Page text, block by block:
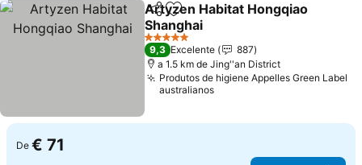
PartilharAdicionar aos favoritos
Artyzen Habitat Hongqiao
Shanghai
Ver preços
5 Estrelas
9,3 Excelente
887
a 1.5 km de Jing''an District
Produtos de higiene Appelles Green Label
australianos
De € 71